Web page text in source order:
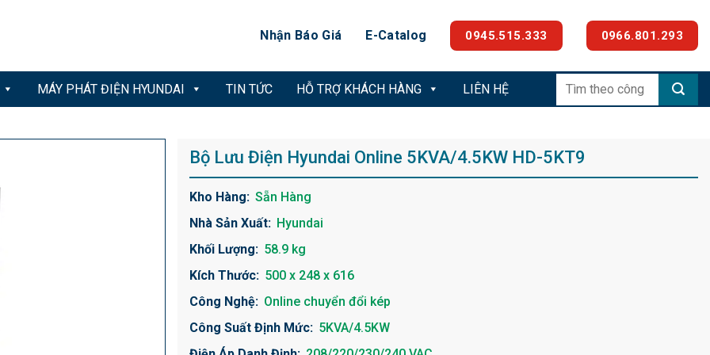
Nhận Báo Giá E-Catalog 0945.515.333 0966.801.293
MÁY PHÁT ĐIỆN HYUNDAI TIN TỨC HỖ TRỢ KHÁCH HÀNG LIÊN HỆ
kiếm:
Bộ Lưu Điện Hyundai Online 5KVA/4.5KW HD-5KT9
Kho Hàng: Sẵn Hàng
Nhà Sản Xuất: Hyundai
Khối Lượng: 58.9 kg
Kích Thước: 500 x 248 x 616
Công Nghệ: Online chuyển đổi kép
Công Suất Định Mức: 5KVA/4.5KW